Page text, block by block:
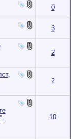
0
3
2
2
10